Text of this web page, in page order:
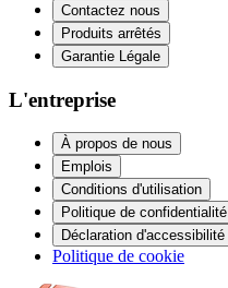
Contactez nous
Produits arrêtés
Garantie Légale
L'entreprise
À propos de nous
Emplois
Conditions d'utilisation
Politique de confidentialité
Déclaration d'accessibilité
Politique de cookie